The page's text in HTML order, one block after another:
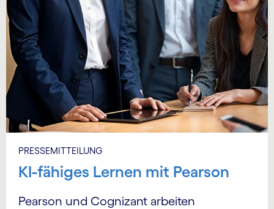
PRESSEMITTEILUNG
KI-fähiges Lernen mit Pearson
Pearson und Cognizant arbeiten